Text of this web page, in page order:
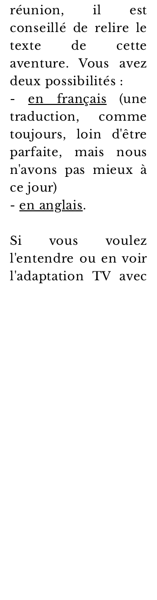
réunion, il est
conseillé de relire le
texte de cette
aventure. Vous avez
deux possibilités :
- en français (une
traduction, comme
toujours, loin d'être
parfaite, mais nous
n'avons pas mieux à
ce jour)
- en anglais.
Si vous voulez
l'entendre ou en voir
l'adaptation TV avec